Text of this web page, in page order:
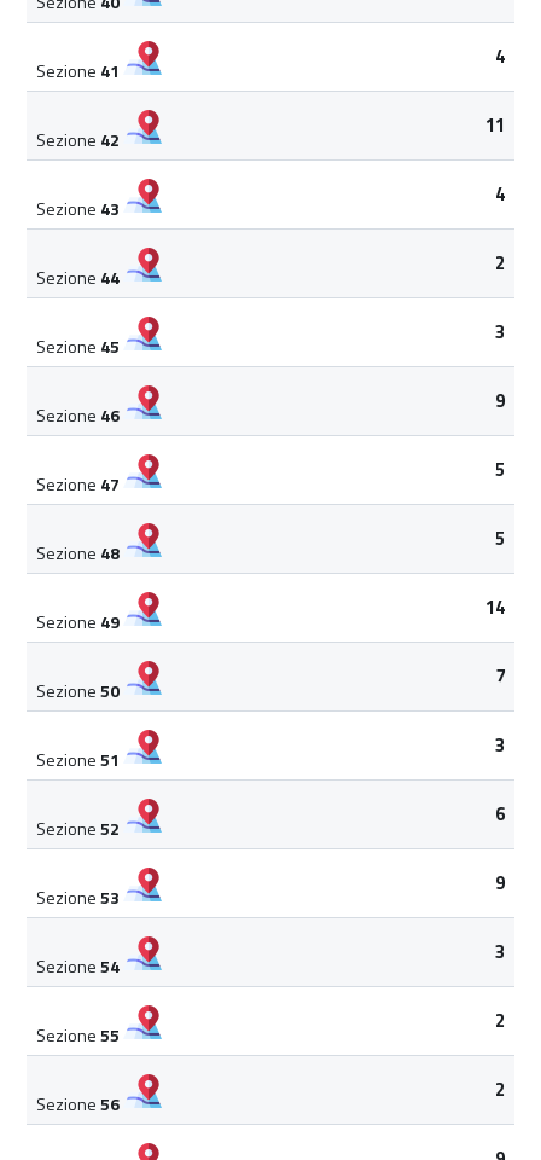
Sezione 41
4
Sezione 42
11
Sezione 43
4
Sezione 44
2
Sezione 45
3
Sezione 46
9
Sezione 47
5
Sezione 48
5
Sezione 49
14
Sezione50
7
Sezione51
3
Sezione52
6
Sezione53
9
Sezione54
3
Sezione55
2
Sezione56
2